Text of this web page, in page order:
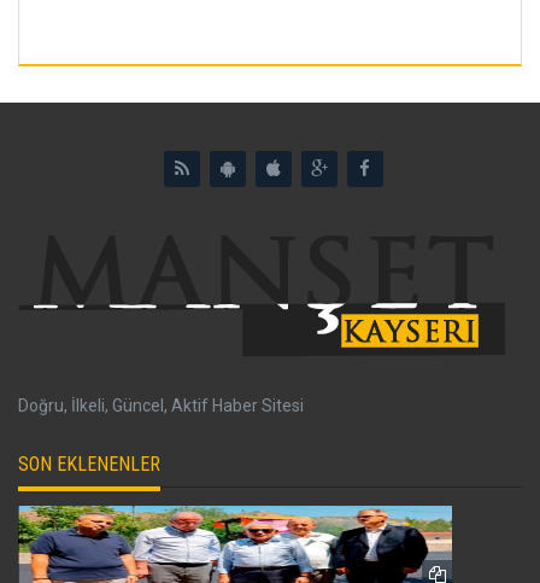
Doğru, İlkeli, Güncel, Aktif Haber Sitesi
SON EKLENENLER